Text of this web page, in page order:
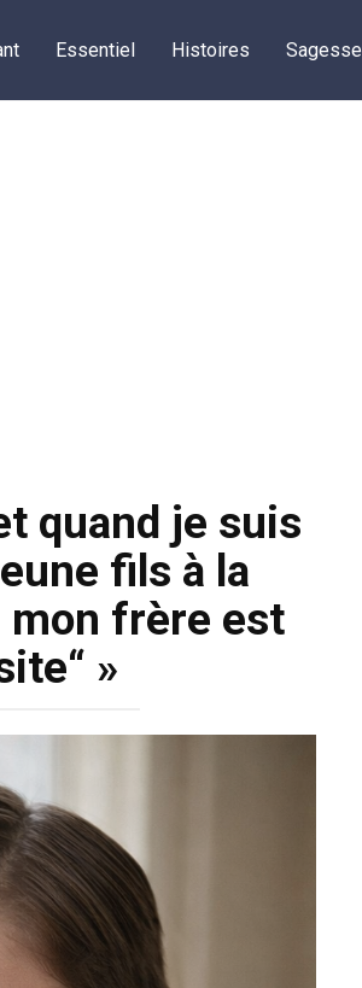
Essentiel Histoires Sagesse
quand je suis
fils à la
mon frère est
»